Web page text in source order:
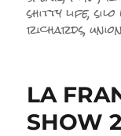
shitty life,silo
richards,
LA
SHOW